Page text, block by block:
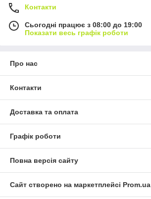
Контакти
Сьогодні працює з 08:00 до 19:00
Показати весь графік роботи
Про нас
Контакти
Доставка та оплата
Графік роботи
Повна версія сайту
Сайт створено на маркетплейсі Prom.ua